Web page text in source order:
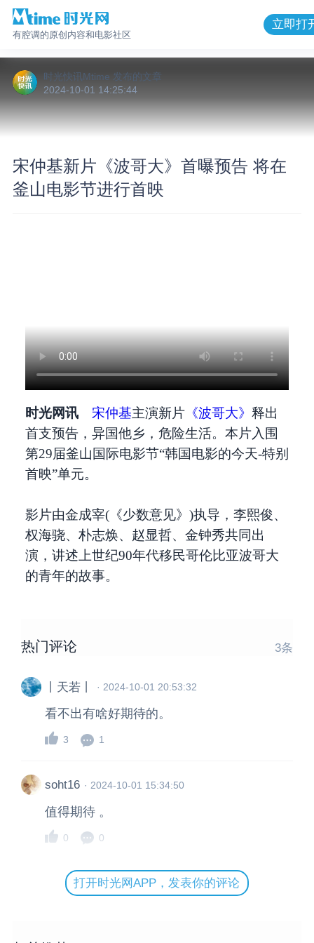
有腔调的原创内容和电影社区
立即打
时光快讯Mtime 发布的 文章
2024-10-01 14:25:44
宋仲基新片《波哥大》首曝预告 将在
釜山电影节进行首映
时光网讯 宋仲基主演新片《波哥大》 释出
首支预告，异国他乡，危险生活。本片入围
第29届釜山国际电影节“韩国电影的今天-特别
首映”单元。
影片由金成宰(《少数意见》)执导，李熙俊、
权海骁、朴志焕、赵显哲、金钟秀共同出
演，讲述上世纪90年代移民哥伦比亚波哥大
的青年的故事。
热门评论 3条
丨天若丨 · 2024-10-01 20:53:32
看不出有啥好期待的。
3 1
soht16 · 2024-10-01 15:34:50
值得期待 。
0 0
打开时光网APP，发表你的评论